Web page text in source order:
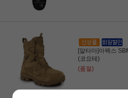
[알타마]아팩스
(코요테)
(품절)